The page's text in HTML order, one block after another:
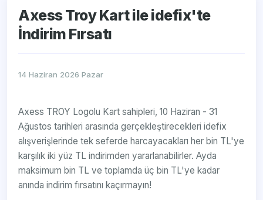
Axess Troy Kart ile idefix'te
İndirim Fırsatı
14 Haziran 2026 Pazar
Axess TROY Logolu Kart sahipleri, 10 Haziran - 31
Ağustos tarihleri arasında gerçekleştirecekleri idefix
alışverişlerinde tek seferde harcayacakları her bin TL'ye
karşılık iki yüz TL indirimden yararlanabilirler. Ayda
maksimum bin TL ve toplamda üç bin TL'ye kadar
anında indirim fırsatını kaçırmayın!